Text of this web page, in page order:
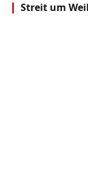
Streit um